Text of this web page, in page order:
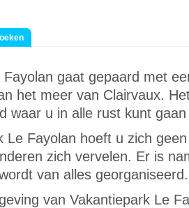
gaat gepaard met
het meer van Clairvaux.
waar u in alle rust kunt
Le Fayolan hoeft u zich
zich vervelen. Er is
van alles georganiseerd.
van Vakantiepark Le